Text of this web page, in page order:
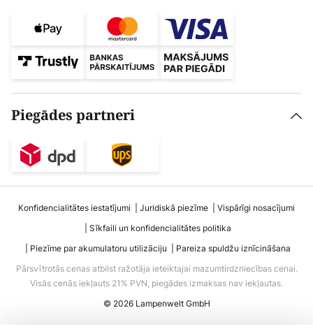
Piegādes partneri
Konfidencialitātes iestatījumi Juridiskā piezīme
Vispārīgi nosacījumi
Sīkfaili un konfidencialitātes politika
Piezīme par akumulatoru utilizāciju
Pareiza spuldžu iznīcināšana
Pārsvītrotās cenas atbilst ražotāja ieteiktajai mazumtirdzniecības cenai.
Visās cenās iekļauts 21% PVN, piegādes izmaksas nav iekļautas.
© 2026 Lampenwelt GmbH